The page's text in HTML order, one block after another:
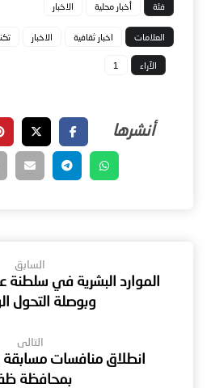
فئة أخبار محلية الاخبار
العلامات اخبار ثقافية الاخبار
الآراء 1
السابق
الموارد البشرية في سلطنة
وبوصلة التحول
التالى
انطلاق منافسات مسابقة
بمحافظة